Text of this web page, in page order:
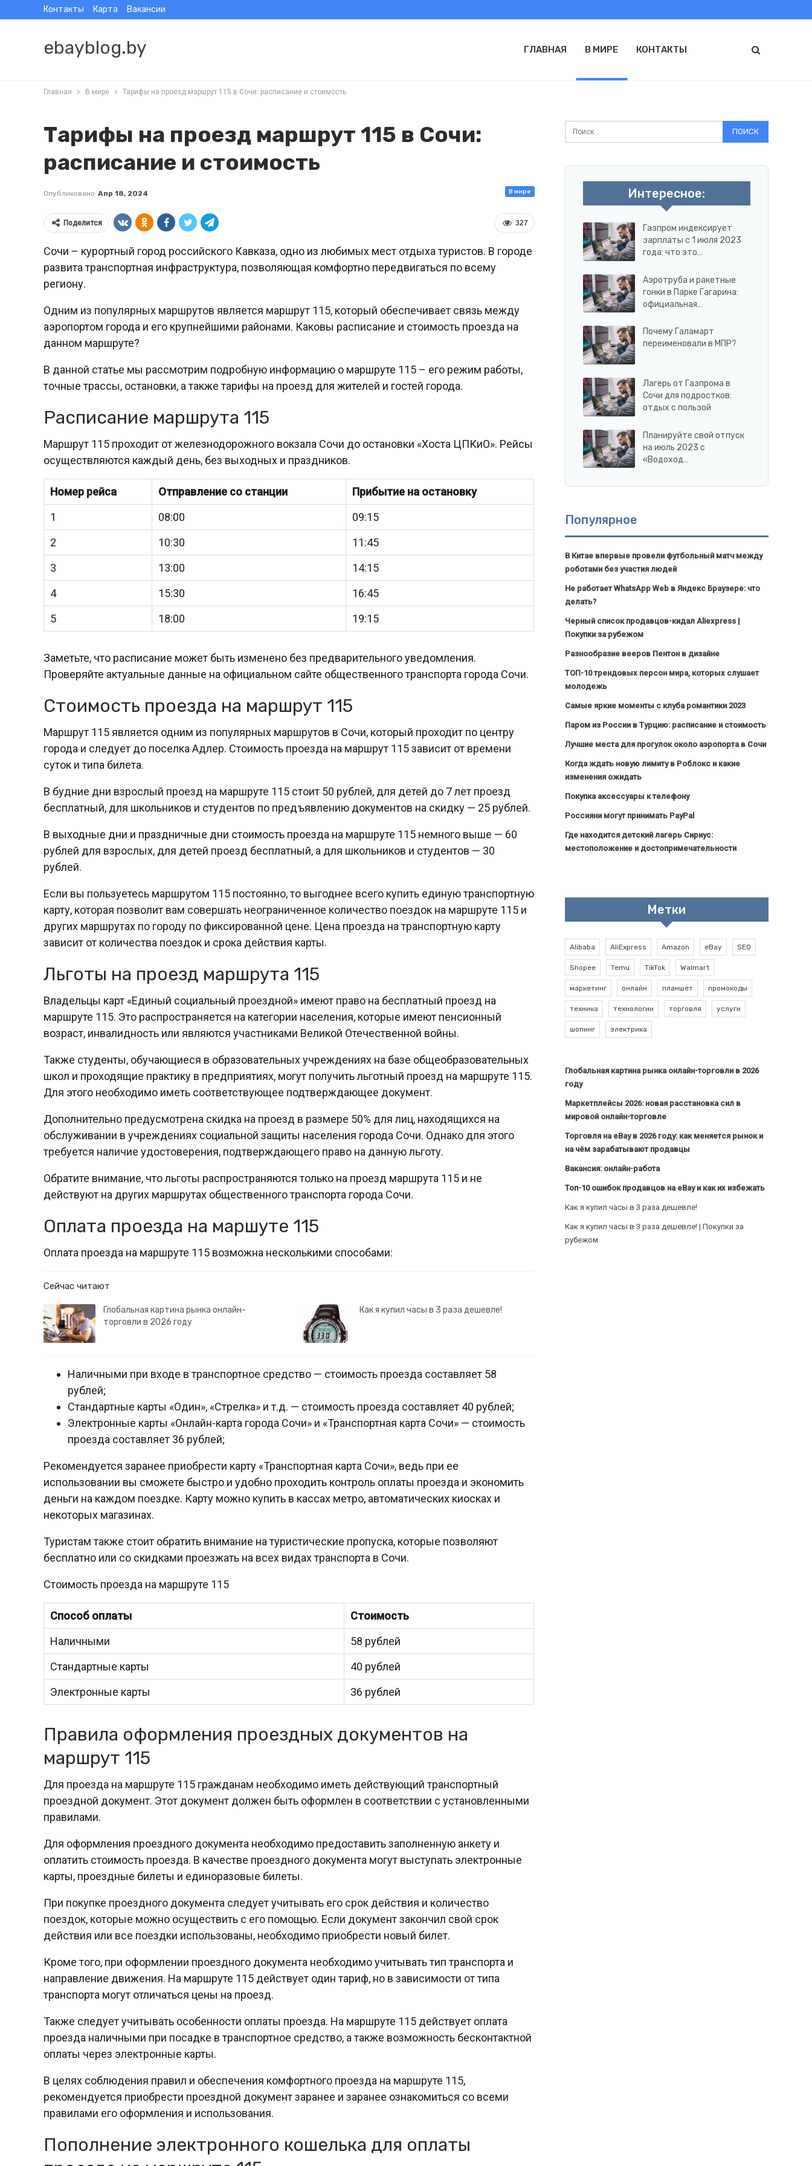
Контакты Карта Вакансии
ebayblog.by ГЛАВНАЯ В МИРЕ КОНТАКТЫ
Главная В мире Тарифы на проезд маршрут 115 в Сочи: расписание и стоимость
Тарифы на проезд маршрут 115 в Сочи:
расписание и стоимость
В мире
Опубликовано Апр 18, 2024
327
Поделится
Сочи – курортный город российского Кавказа, одно из любимых мест отдыха туристов. В городе
развита транспортная инфраструктура, позволяющая комфортно передвигаться по всему
региону.
Одним из популярных маршрутов является маршрут 115, который обеспечивает связь между
аэропортом города и его крупнейшими районами. Каковы расписание и стоимость проезда на
данном маршруте?
В данной статье мы рассмотрим подробную информацию о маршруте 115 – его режим работы,
точные трассы, остановки, а также тарифы на проезд для жителей и гостей города.
Расписание маршрута 115
Маршрут 115 проходит от железнодорожного вокзала Сочи до остановки «Хоста ЦПКиО». Рейсы
осуществляются каждый день, без выходных и праздников.
Номер рейса Отправление со станции
Прибытие на остановку
1
08:00
09:15
2
10:30
11:45
3
13:00
14:15
4
15:30
16:45
5
18:00 19:15
Заметьте, что расписание может быть изменено без предварительного уведомления.
Проверяйте актуальные данные на официальном сайте общественного транспорта города Сочи.
Стоимость проезда на маршрут 115
Маршрут 115 является одним из популярных маршрутов в Сочи, который проходит по центру
города и следует до поселка Адлер. Стоимость проезда на маршрут 115 зависит от времени
суток и типа билета.
В будние дни взрослый проезд на маршруте 115 стоит 50 рублей, для детей до 7 лет проезд
бесплатный, для школьников и студентов по предъявлению документов на скидку — 25 рублей.
В выходные дни и праздничные дни стоимость проезда на маршруте 115 немного выше — 60
рублей для взрослых, для детей проезд бесплатный, а для школьников и студентов — 30
рублей.
Если вы пользуетесь маршрутом 115 постоянно, то выгоднее всего купить единую транспортную
карту, которая позволит вам совершать неограниченное количество поездок на маршруте 115 и
других маршрутах по городу по фиксированной цене. Цена проезда на транспортную карту
зависит от количества поездок и срока действия карты.
Льготы на проезд маршрута 115
Владельцы карт «Единый социальный проездной» имеют право на бесплатный проезд на
маршруте 115. Это распространяется на категории населения, которые имеют пенсионный
возраст, инвалидность или являются участниками Великой Отечественной войны.
Также студенты, обучающиеся в образовательных учреждениях на базе общеобразовательных
школ и проходящие практику в предприятиях, могут получить льготный проезд на маршруте 115.
Для этого необходимо иметь соответствующее подтверждающее документ.
Дополнительно предусмотрена скидка на проезд в размере 50% для лиц, находящихся на
обслуживании в учреждениях социальной защиты населения города Сочи. Однако для этого
требуется наличие удостоверения, подтверждающего право на данную льготу.
Обратите внимание, что льготы распространяются только на проезд маршрута 115 и не
действуют на других маршрутах общественного транспорта города Сочи.
Оплата проезда на маршуте 115
Оплата проезда на маршруте 115 возможна несколькими способами:
Сейчас читают
Глобальная картина рынка онлайн-
торговли в 2026 году
Как я купил часы в 3 раза дешевле!
Наличными при входе в транспортное средство — стоимость проезда составляет 58
рублей;
Стандартные карты «Один», «Стрелка» и т.д. — стоимость проезда составляет 40 рублей;
Электронные карты «Онлайн-карта города Сочи» и «Транспортная карта Сочи» — стоимость
проезда составляет 36 рублей;
Рекомендуется заранее приобрести карту «Транспортная карта Сочи», ведь при ее
использовании вы сможете быстро и удобно проходить контроль оплаты проезда и экономить
деньги на каждом поездке. Карту можно купить в кассах метро, автоматических киосках и
некоторых магазинах.
Туристам также стоит обратить внимание на туристические пропуска, которые позволяют
бесплатно или со скидками проезжать на всех видах транспорта в Сочи.
Стоимость проезда на маршруте 115
Способ оплаты
Стоимость
Наличными
58 рублей
Стандартные карты
40 рублей
Электронные карты
36 рублей
Правила оформления проездных документов на
маршрут 115
Для проезда на маршруте 115 гражданам необходимо иметь действующий транспортный
проездной документ. Этот документ должен быть оформлен в соответствии с установленными
правилами.
Для оформления проездного документа необходимо предоставить заполненную анкету и
оплатить стоимость проезда. В качестве проездного документа могут выступать электронные
карты, проездные билеты и единоразовые билеты.
При покупке проездного документа следует учитывать его срок действия и количество
поездок, которые можно осуществить с его помощью. Если документ закончил свой срок
действия или все поездки использованы, необходимо приобрести новый билет.
Кроме того, при оформлении проездного документа необходимо учитывать тип транспорта и
направление движения. На маршруте 115 действует один тариф, но в зависимости от типа
транспорта могут отличаться цены на проезд.
Также следует учитывать особенности оплаты проезда. На маршруте 115 действует оплата
проезда наличными при посадке в транспортное средство, а также возможность бесконтактной
оплаты через электронные карты.
В целях соблюдения правил и обеспечения комфортного проезда на маршруте 115,
рекомендуется приобрести проездной документ заранее и заранее ознакомиться со всеми
правилами его оформления и использования.
Пополнение электронного кошелька для оплаты
Интересное:
Газпром индексирует
зарплаты с 1 июля 2023
года: что это…
Аэротруба и ракетные
гонки в Парке Гагарина:
официальная…
Почему Галамарт
переименовали в МПР?
Лагерь от Газпрома в
Сочи для подростков:
отдых с пользой
Планируйте свой отпуск
на июль 2023 с
«Водоход…
Популярное
В Китае впервые провели футбольный матч между
роботами без участия людей
Не работает WhatsApp Web в Яндекс Браузере: что
делать?
Черный список продавцов-кидал Aliexpress |
Покупки за рубежом
Разнообразие вееров Пентон в дизайне
ТОП-10 трендовых персон мира, которых слушает
молодежь
Самые яркие моменты с клуба романтики 2023
Паром из России в Турцию: расписание и стоимость
Лучшие места для прогулок около аэропорта в Сочи
Когда ждать новую лимиту в Роблокс и какие
изменения ожидать
Покупка аксессуары к телефону
Россияни могут принимать PayPal
Где находится детский лагерь Сириус:
местоположение и достопримечательности
Метки
Alibaba AliExpress Amazon eBay SEO
Shopee Temu TikTok Walmart
маркетинг онлайн планшет промокоды
техника технологии торговля услуги
шопинг электрика
Глобальная картина рынка онлайн-торговли в 2026
году
Маркетплейсы 2026: новая расстановка сил в
мировой онлайн-торговле
Торговля на eBay в 2026 году: как меняется рынок и
на чём зарабатывают продавцы
Вакансия: онлайн-работа
Топ-10 ошибок продавцов на eBay и как их избежать
Как я купил часы в 3 раза дешевле!
Как я купил часы в 3 раза дешевле! | Покупки за
рубежом